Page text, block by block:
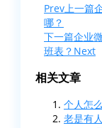
Prev 上一篇
哪？
下一篇企业
班表？ Next
相关文章
个人怎
老是有